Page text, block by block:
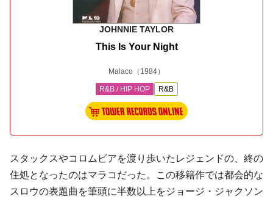
JOHNNIE TAYLOR
This Is Your Night
Malaco （1984）
R&B / HIP HOP R&B
スタックスやコロムビアを渡り歩いたレジェンドの、終の
住処となったのはマラコだった。この移籍作では都会的な
スロウの表題曲を筆頭に半数以上をジョージ・ジャクソン